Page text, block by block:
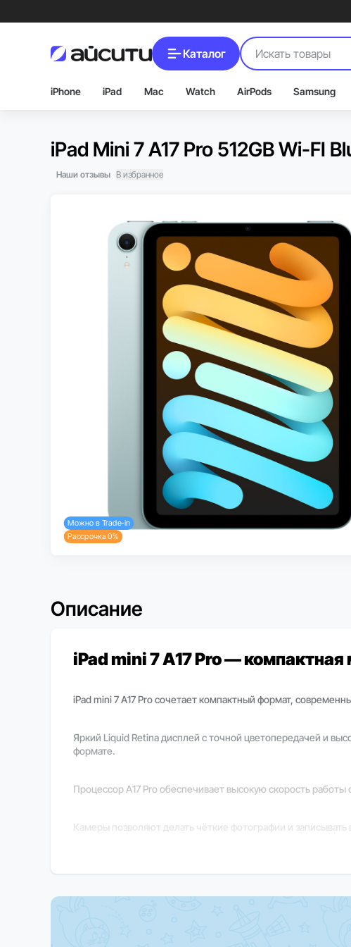
Каталог
iPhone iPad Mac Watch AirPods Samsung
iPad Mini 7 A17 Pro 512GB Wi-FI
Наши отзывы В избранное
Можно в Trade-in
Рассрочка 0%
Описание
iPad mini 7 A17 Pro —
iPad mini 7 A17 Pro сочетает компактный формат,
Яркий Liquid Retina дисплей с точной цветопередачей и
формате.
Процессор A17 Pro обеспечивает высокую скорость
Камеры позволяют делать чёткие фотографии и
В зависимости от региона поставки некоторые функции